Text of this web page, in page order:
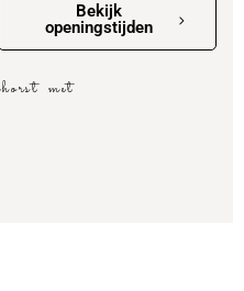
Bekijk
openingstijden
met